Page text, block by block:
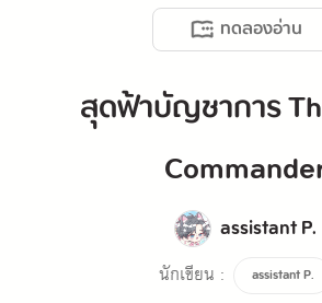
ทดลองอ่าน
สุดฟ้าบัญชาการ
assistant P.
นักเขียน : assistant P.